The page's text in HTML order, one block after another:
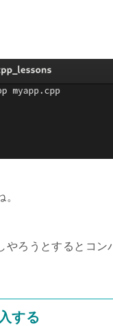
ろうとするとコン
する